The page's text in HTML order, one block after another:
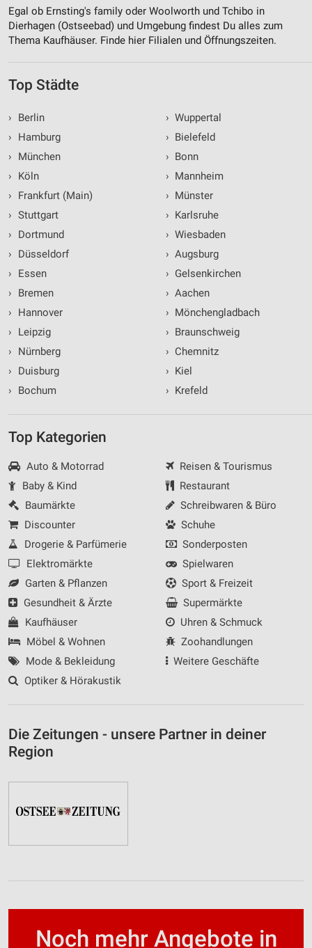
Egal ob Ernsting's family oder Woolworth und Tchibo in
Dierhagen (Ostseebad) und Umgebung findest Du alles zum
Thema Kaufhäuser. Finde hier Filialen und Öffnungszeiten.
Top Städte
›
Berlin
›
Hamburg
›
München
›
Köln
›
Frankfurt (Main)
› Stuttgart
›
Dortmund
›
Düsseldorf
›
Essen
›
Bremen
›
Hannover
›
Leipzig
›
Nürnberg
›
Duisburg
›
Bochum
› Wuppertal
› Bielefeld
› Bonn
› Mannheim
› Münster
› Karlsruhe
› Wiesbaden
› Augsburg
› Gelsenkirchen
› Aachen
› Mönchengladbach
› Braunschweig
› Chemnitz
› Kiel
› Krefeld
Top Kategorien
Auto & Motorrad
Baby & Kind
Baumärkte
Discounter
Drogerie & Parfümerie
Elektromärkte
Garten & Pflanzen
Gesundheit & Ärzte
Kaufhäuser
Möbel & Wohnen
Mode & Bekleidung
Optiker & Hörakustik
Reisen & Tourismus
Restaurant
Schreibwaren & Büro
Schuhe
Sonderposten
Spielwaren
Sport & Freizeit
Supermärkte
Uhren & Schmuck
Zoohandlungen
Weitere Geschäfte
Die Zeitungen - unsere Partner in deiner
Region
Noch mehr Angebote in